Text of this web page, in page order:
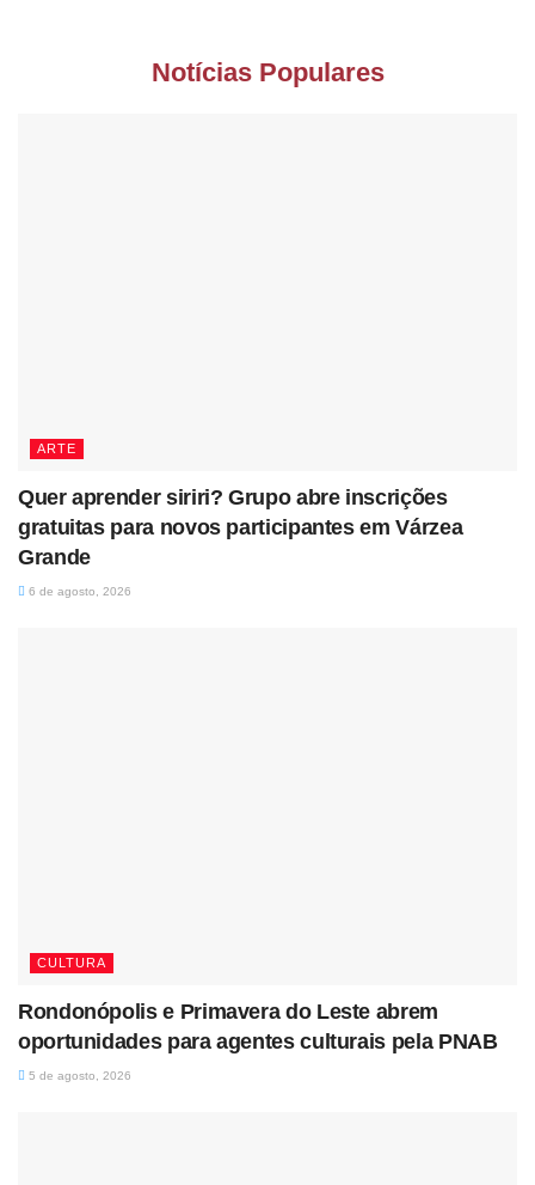
Notícias Populares
ARTE
Quer aprender siriri? Grupo abre inscrições
gratuitas para novos participantes em Várzea
Grande
6 de agosto, 2026
CULTURA
Rondonópolis e Primavera do Leste abrem
oportunidades para agentes culturais pela PNAB
5 de agosto, 2026